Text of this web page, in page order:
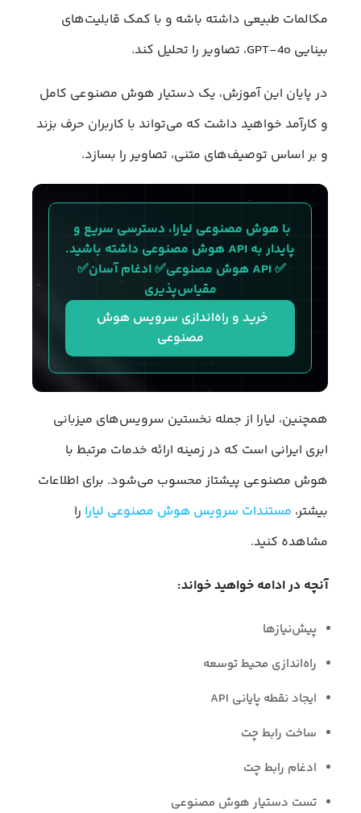
مکالمات طبیعی داشته باشه و با کمک قابلیت‌های
بینایی GPT-4o، تصاویر را تحلیل کند.
در پایان این آموزش، یک دستیار هوش مصنوعی کامل
و کارآمد خواهید داشت که می‌تواند با کاربران حرف بزند
و بر اساس توصیف‌های متنی، تصاویر را بسازد.
با هوش مصنوعی لیارا، دسترسی سریع و
پایدار به API هوش مصنوعی داشته باشید.
✅ API هوش مصنوعی✅ ادغام آسان✅
مقیاس‌پذیری
خرید و راه‌اندازی سرویس هوش
مصنوعی
همچنین، لیارا از جمله نخستین سرویس‌های میزبانی
ابری ایرانی است که در زمینه ارائه خدمات مرتبط با
هوش مصنوعی پیشتاز محسوب می‌شود. برای اطلاعات
بیشتر، مستندات سرویس هوش مصنوعی لیارا را
مشاهده کنید.
آنچه در ادامه خواهید خواند:
پیش‌نیازها
راه‌اندازی محیط توسعه
ایجاد نقطه پایانی API
ساخت رابط چت
ادغام رابط چت
تست دستیار هوش مصنوعی